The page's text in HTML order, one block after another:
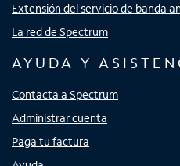
Extensión del servicio de banda
La red de Spectrum
AYUDA Y
Contacta a Spectrum
Administrar cuenta
Paga tu factura